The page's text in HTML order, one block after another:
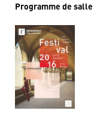
Programme de salle